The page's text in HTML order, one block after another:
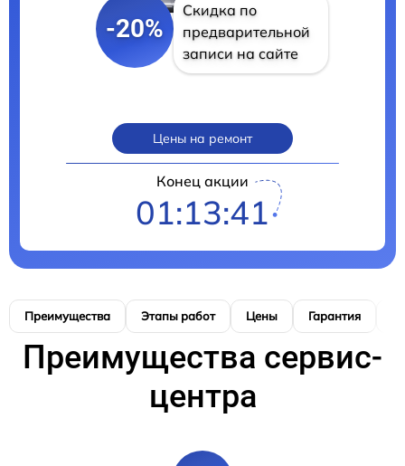
-20%
Скидка по
предварительной
записи на сайте
Цены на ремонт
Конец акции
01:13:40
Преимущества Этапы работ Цены Гарантия
Преимущества сервис-
центра